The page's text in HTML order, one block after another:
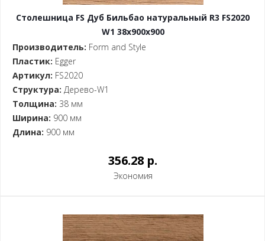
Столешница FS Дуб Бильбао натуральный R3 FS2020
W1 38x900x900
Производитель: Form and Style
Пластик: Egger
Артикул: FS2020
Структура: Дерево-W1
Толщина: 38 мм
Ширина: 900 мм
Длина: 900 мм
356.28 p.
Экономия